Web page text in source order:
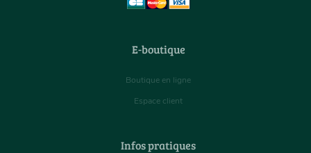
E-boutique
Boutique en ligne
Espace client
Infos pratiques